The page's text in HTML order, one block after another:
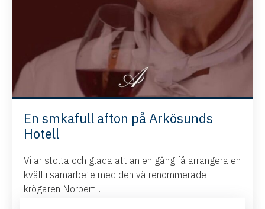
En smkafull afton på Arkösunds
Hotell
Vi är stolta och glada att än en gång få arrangera en
kväll i samarbete med den välrenommerade
krögaren Norbert...